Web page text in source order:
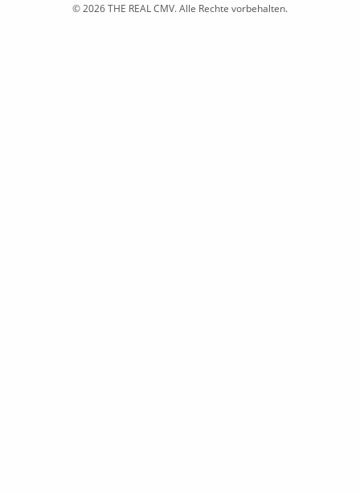
© 2026THE REAL CMV. Alle Rechte vorbehalten.